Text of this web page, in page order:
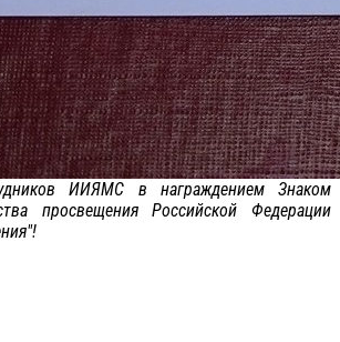
ИИЯМС в награждением Знаком
просвещения Российской Федерации